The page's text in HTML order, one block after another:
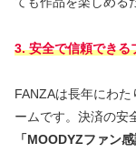
3. 安全で信頼できる
FANZAは長年にわ
ームです。決済の安
「MOODYZファン